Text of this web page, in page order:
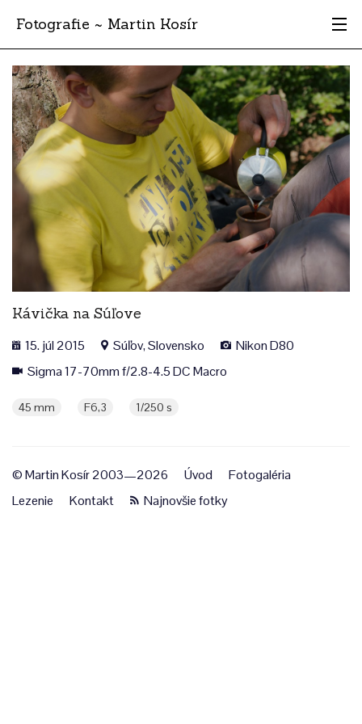
Fotografie ~ Martin Kosír
Moje obľúbené
Albumy
Miesta
Archív
Vyhľadávanie
Kávička na Súľove
15. júl 2015 Súľov, Slovensko
Nikon D80
Sigma 17-70mm f/2.8-4.5 DC Macro
45 mm F6,3 1/250 s
© Martin Kosír 2003—2026 Úvod
Fotogaléria
Lezenie
Kontakt Najnovšie fotky